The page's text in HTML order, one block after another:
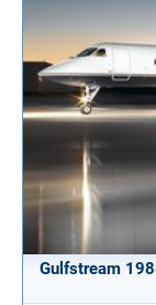
Gulfstream